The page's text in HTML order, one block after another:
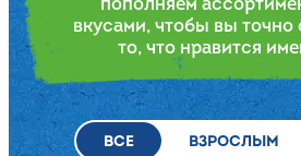
пополняем
вкусами, чтобы вы точно
то, что нравится
ВСЕ ВЗРОСЛЫМ